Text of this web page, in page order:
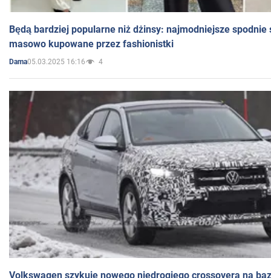
Będą bardziej popularne niż dżinsy: najmodniejsze spodnie
masowo kupowane przez fashionistki
Dama05.03.2025 16:16 4
Volkswagen szykuje nowego niedrogiego crossovera na